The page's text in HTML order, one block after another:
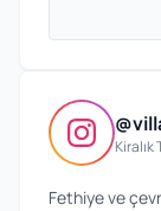
Kiralık
Fethiye ve